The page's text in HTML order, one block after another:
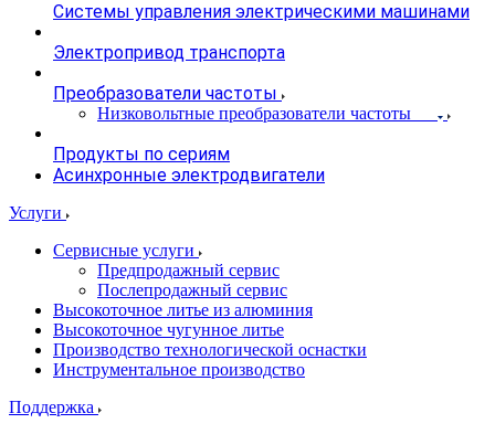
Системы управления электрическими машинами
Электропривод транспорта
Преобразователи частоты
Низковольтные преобразователи частоты
Продукты по сериям
Асинхронные электродвигатели
Услуги
Сервисные услуги
Предпродажный сервис
Послепродажный сервис
Высокоточное литье из алюминия
Высокоточное чугунное литье
Производство технологической оснастки
Инструментальное производство
Поддержка